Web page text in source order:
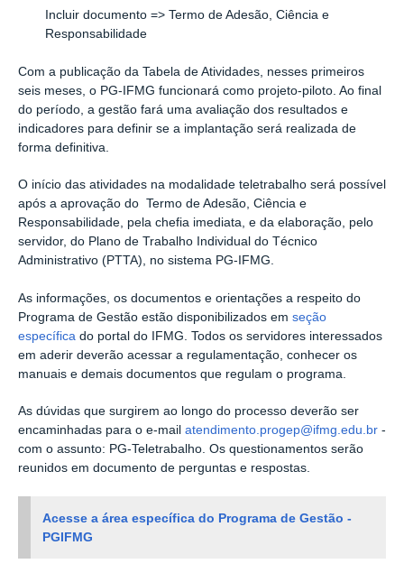
Incluir documento => Termo de Adesão, Ciência e
Responsabilidade
Com a publicação da Tabela de Atividades, nesses primeiros
seis meses, o PG-IFMG funcionará como projeto-piloto. Ao final
do período, a gestão fará uma avaliação dos resultados e
indicadores para definir se a implantação será realizada de
forma definitiva.
O início das atividades na modalidade teletrabalho será possível
após a aprovação do Termo de Adesão, Ciência e
Responsabilidade, pela chefia imediata, e da elaboração, pelo
servidor, do Plano de Trabalho Individual do Técnico
Administrativo (PTTA), no sistema PG-IFMG.
As informações, os documentos e orientações a respeito do
Programa de Gestão estão disponibilizados em seção
específica do portal do IFMG. Todos os servidores interessados
em aderir deverão acessar a regulamentação, conhecer os
manuais e demais documentos que regulam o programa.
As dúvidas que surgirem ao longo do processo deverão ser
encaminhadas para o e-mail atendimento.progep@ifmg.edu.br -
com o assunto: PG-Teletrabalho. Os questionamentos serão
reunidos em documento de perguntas e respostas.
Acesse a área específica do Programa de Gestão -
PGIFMG